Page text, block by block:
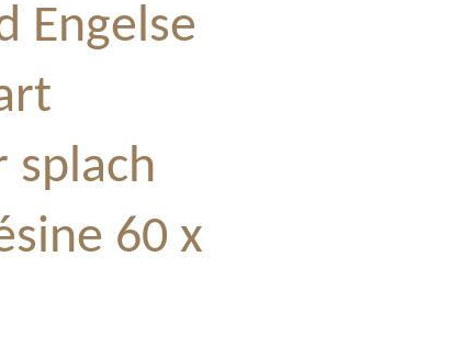
Engelse
splach
60 x